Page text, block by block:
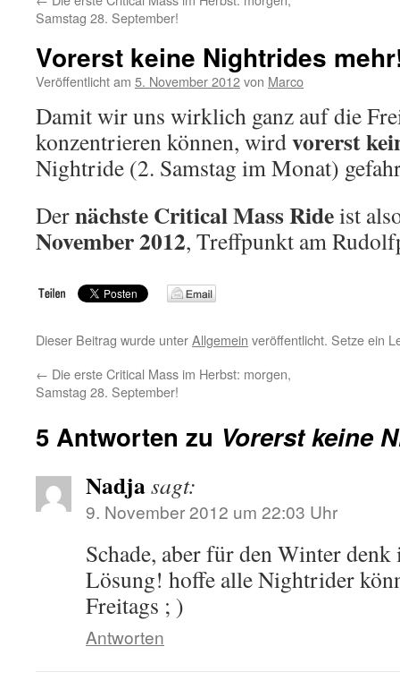
Samstag 28. September!
Vorerst keine Nightrides
Veröffentlicht am 5. November 2012von Marco
Damit wir uns wirklich ganz auf die
konzentrieren können, wirdvorerst
Nightride (2. Samstag im Monat)
Dernächste Critical Mass Rideist
November 2012, Treffpunkt am
Dieser Beitrag wurde unterAllgemein veröffentlicht. Setze ein
← Die erste Critical Mass im Herbst: morgen,
Samstag 28. September!
5 Antworten zu Vorerst keine
Nadjasagt:
9. November 2012 um 22:03 Uhr
Schade, aber für den Winter
Lösung! hoffe alle Nightrider
Freitags ; )
Antworten